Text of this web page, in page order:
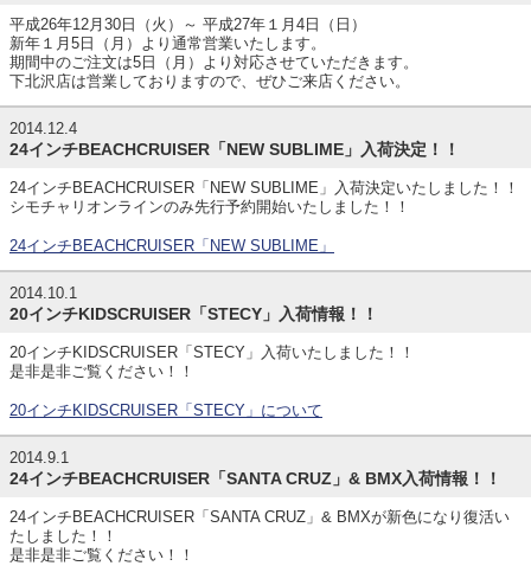
平成26年12月30日（火）～ 平成27年１月4日（日）
新年１月5日（月）より通常営業いたします。
期間中のご注文は5日（月）より対応させていただきます。
下北沢店は営業しておりますので、ぜひご来店ください。
2014.12.4
24インチBEACHCRUISER「NEW SUBLIME」入荷決定！！
24インチBEACHCRUISER「NEW SUBLIME」入荷決定いたしました！！
シモチャリオンラインのみ先行予約開始いたしました！！
24インチBEACHCRUISER「NEW SUBLIME」
2014.10.1
20インチKIDSCRUISER「STECY」入荷情報！！
20インチKIDSCRUISER「STECY」入荷いたしました！！
是非是非ご覧ください！！
20インチKIDSCRUISER「STECY」について
2014.9.1
24インチBEACHCRUISER「SANTA CRUZ」& BMX入荷情報！！
24インチBEACHCRUISER「SANTA CRUZ」& BMXが新色になり復活い
たしました！！
是非是非ご覧ください！！